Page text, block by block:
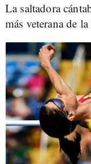
La saltadora
más veterana de